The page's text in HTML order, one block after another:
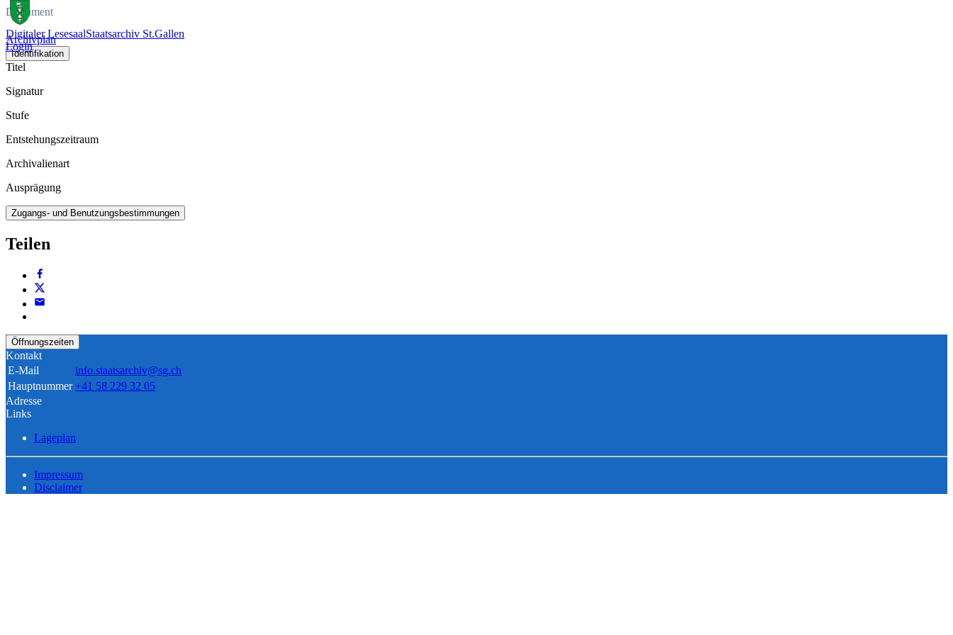
Digitaler LesesaalStaatsarchiv St.Gallen
Login
Dokument
Archivplan
Identifikation
Titel
Signatur
Stufe
Entstehungszeitraum
Archivalienart
Ausprägung
Zugangs- und Benutzungsbestimmungen
Teilen
Öffnungszeiten
Kontakt
E-Mail
info.staatsarchiv@sg.ch
Hauptnummer +41 58 229 32 05
Adresse
Links
Lageplan
Impressum
Disclaimer